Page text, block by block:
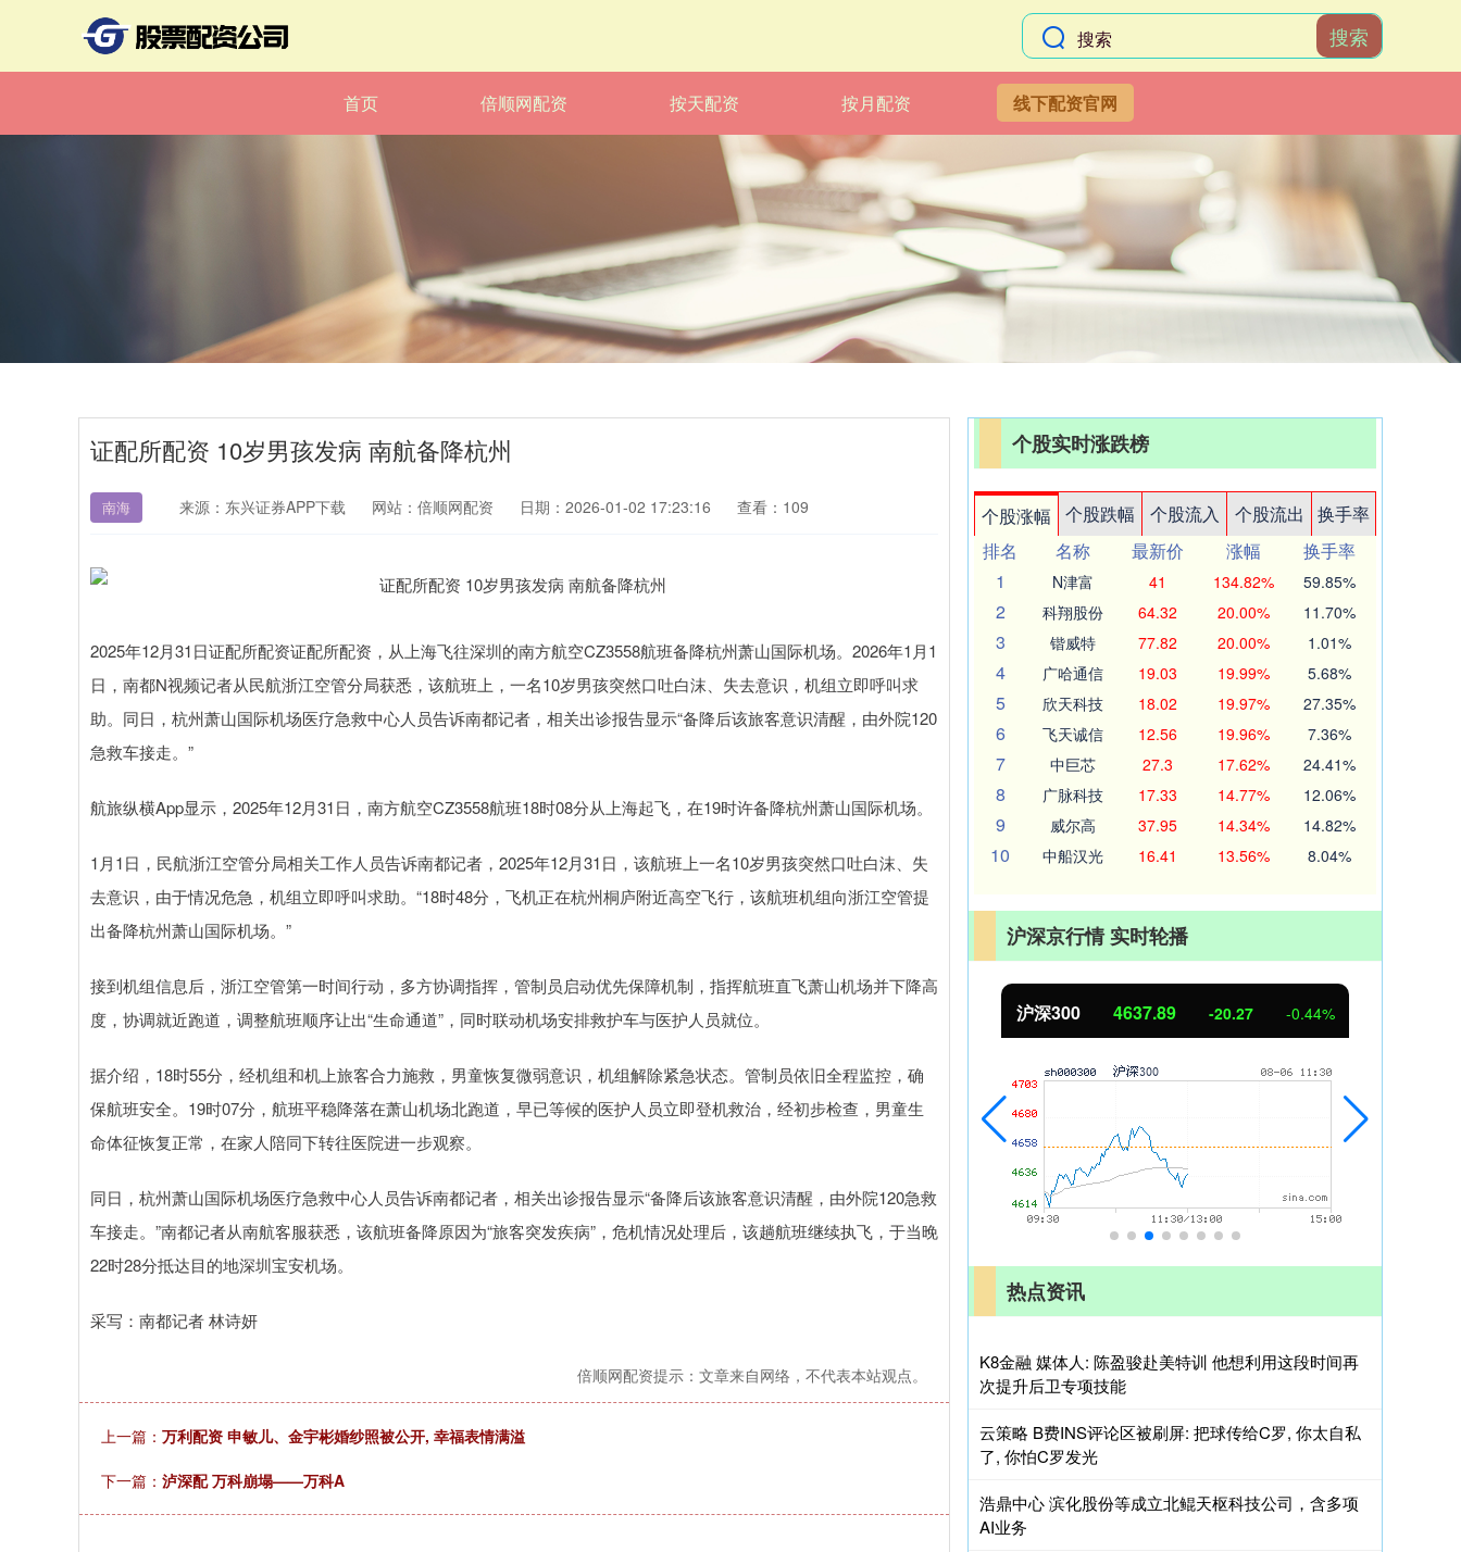
搜索
首页 倍顺网配资 按天配资 按月配资 线下配资官网
证配所配资 10岁男孩发病 南航备降杭州
南海 来源：东兴证券APP下载 网站：倍顺网配资 日期：2026-01-02 17:23:16 查看：109
2025年12月31日证配所配资证配所配资，从上海飞往深圳的南方航空CZ3558航班备降杭州萧山国际机场。2026年1月1
日，南都N视频记者从民航浙江空管分局获悉，该航班上，一名10岁男孩突然口吐白沫、失去意识，机组立即呼叫求
助。同日，杭州萧山国际机场医疗急救中心人员告诉南都记者，相关出诊报告显示“备降后该旅客意识清醒，由外院120
急救车接走。”
航旅纵横App显示，2025年12月31日，南方航空CZ3558航班18时08分从上海起飞，在19时许备降杭州萧山国际机场。
1月1日，民航浙江空管分局相关工作人员告诉南都记者，2025年12月31日，该航班上一名10岁男孩突然口吐白沫、失
去意识，由于情况危急，机组立即呼叫求助。“18时48分，飞机正在杭州桐庐附近高空飞行，该航班机组向浙江空管提
出备降杭州萧山国际机场。”
接到机组信息后，浙江空管第一时间行动，多方协调指挥，管制员启动优先保障机制，指挥航班直飞萧山机场并下降高
度，协调就近跑道，调整航班顺序让出“生命通道”，同时联动机场安排救护车与医护人员就位。
据介绍，18时55分，经机组和机上旅客合力施救，男童恢复微弱意识，机组解除紧急状态。管制员依旧全程监控，确
保航班安全。19时07分，航班平稳降落在萧山机场北跑道，早已等候的医护人员立即登机救治，经初步检查，男童生
命体征恢复正常，在家人陪同下转往医院进一步观察。
同日，杭州萧山国际机场医疗急救中心人员告诉南都记者，相关出诊报告显示“备降后该旅客意识清醒，由外院120急救
车接走。”南都记者从南航客服获悉，该航班备降原因为“旅客突发疾病”，危机情况处理后，该趟航班继续执飞，于当晚
22时28分抵达目的地深圳宝安机场。
采写：南都记者 林诗妍
倍顺网配资提示：文章来自网络，不代表本站观点。
上一篇： 万利配资 申敏儿、金宇彬婚纱照被公开, 幸福表情满溢
下一篇： 泸深配 万科崩塌——万科A
个股实时涨跌榜
个股涨幅 个股跌幅 个股流入 个股流出
换手率
排名
名称 最新价 涨幅
换手率
1
N津富 41 134.82% 59.85%
2 科翔股份 64.32 20.00% 11.70%
3 锴威特 77.82 20.00% 1.01%
4 广哈通信 19.03 19.99% 5.68%
5 欣天科技 18.02 19.97% 27.35%
6 飞天诚信 12.56 19.96% 7.36%
7 中巨芯 27.3 17.62% 24.41%
8 广脉科技 17.33 14.77% 12.06%
9 威尔高 37.95 14.34% 14.82%
10 中船汉光 16.41 13.56% 8.04%
沪深京行情 实时轮播
深证成指 14070.78 -73.43 -0.52% 沪深300 4637.89 北证50 1115.17 -4.29 -0.38%
热点资讯
K8金融 媒体人: 陈盈骏赴美特训 他想利用这段时间再
次提升后卫专项技能
云策略 B费INS评论区被刷屏: 把球传给C罗, 你太自私
了, 你怕C罗发光
浩鼎中心 滨化股份等成立北鲲天枢科技公司，含多项
AI业务